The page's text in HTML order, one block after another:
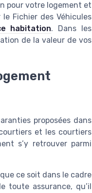
pour votre logement et
Fichier des Véhicules
habitation. Dans les
de la valeur de vos
proposées dans
et les courtiers
s’y retrouver parmi
ce soit dans le cadre
toute assurance, qu’il